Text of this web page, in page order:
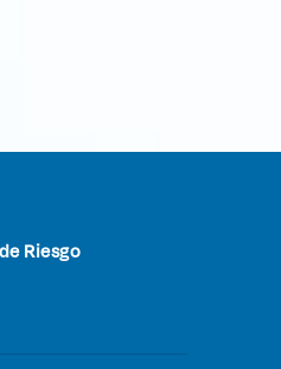
Riesgo